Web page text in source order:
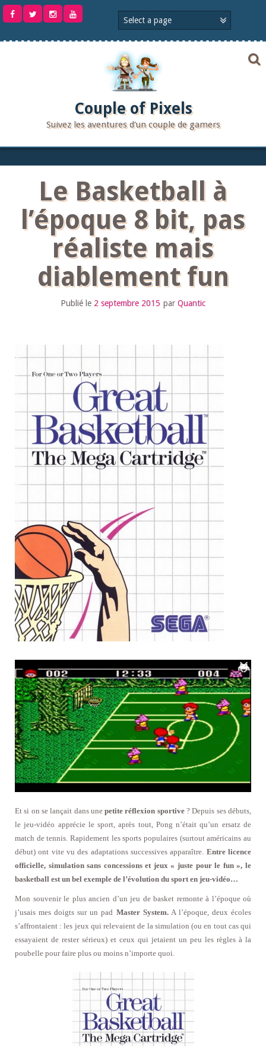
Aller
Couple of Pixels
Suivez les aventures d'un couple de gamers
Le Basketball à
l’époque 8 bit, pas
réaliste mais
diablement fun
Publié le 2 septembre 2015 par Quantic
Et si on se lançait dans unepetite réflexion sportive? Depuis ses débuts,
le jeu-vidéo apprécie le sport, après tout, Pong n’était qu’un ersatz de
match de tennis. Rapidement les sports populaires (surtout américains au
début) ont vite vu des adaptations successives apparaître. Entre licence
officielle, simulation sans concessions et jeux « juste pour le fun », le
basketball est un bel exemple de l’évolution du sport en jeu-vidéo…
Mon souvenir le plus ancien d’un jeu de basket remonte à l’époque où
j’usais mes doigts sur un pad Master System.A l’époque, deux écoles
s’affrontaient : les jeux qui relevaient de la simulation (ou en tout cas qui
essayaient de rester sérieux) et ceux qui jetaient un peu les règles à la
poubelle pour faire plus ou moins n’importe quoi.